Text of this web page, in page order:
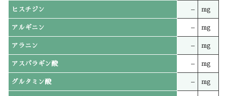
ヒスチジン – mg
アルギニン – mg
アラニン – mg
アスパラギン酸 – mg
グルタミン酸 – mg